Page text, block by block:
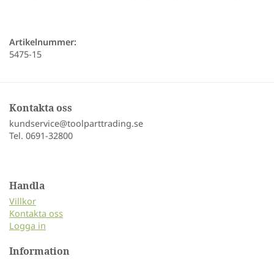
Artikelnummer:
5475-15
Kontakta oss
kundservice@toolparttrading.se
Tel. 0691-32800
Handla
Villkor
Kontakta oss
Logga in
Information